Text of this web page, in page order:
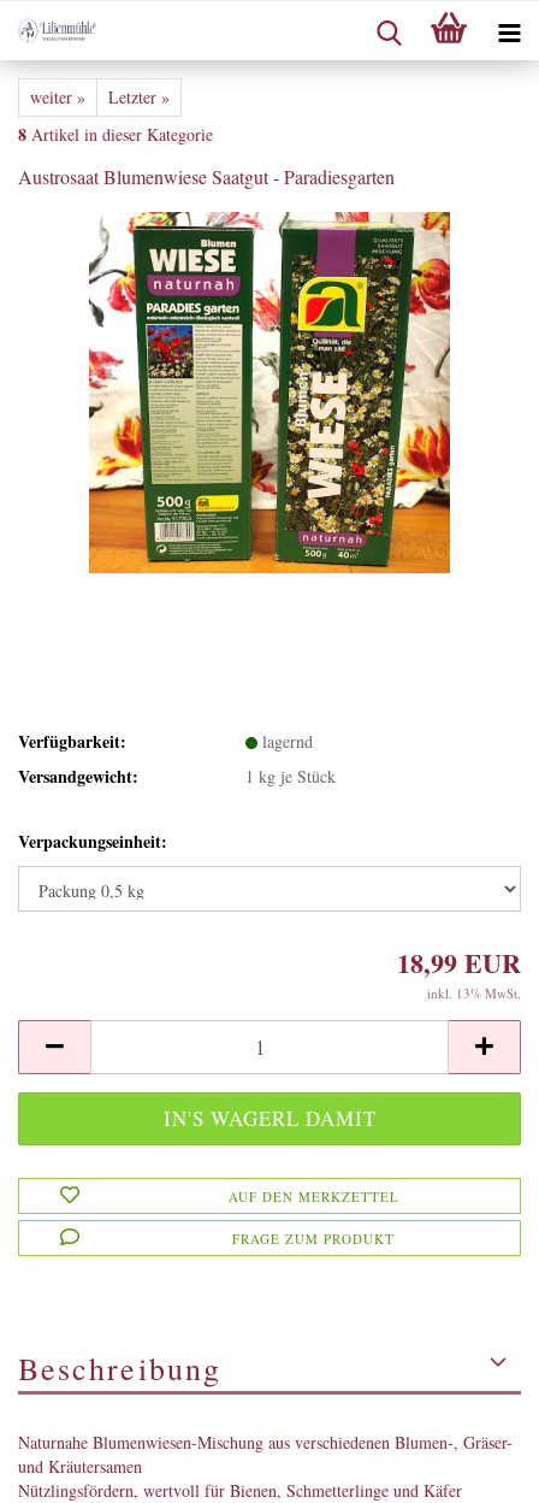
weiter » Letzter »
8 Artikel in dieser Kategorie
Austrosaat Blumenwiese Saatgut - Paradiesgarten
Verfügbarkeit: lagernd
Versandgewicht: 1 kg je Stück
Verpackungseinheit:
18,99 EUR
inkl. 13% MwSt.
AUF DEN MERKZETTEL
FRAGE ZUM PRODUKT
Beschreibung
Naturnahe Blumenwiesen-Mischung aus verschiedenen Blumen-, Gräser-
und Kräutersamen
Nützlingsfördern, wertvoll für Bienen, Schmetterlinge und Käfer